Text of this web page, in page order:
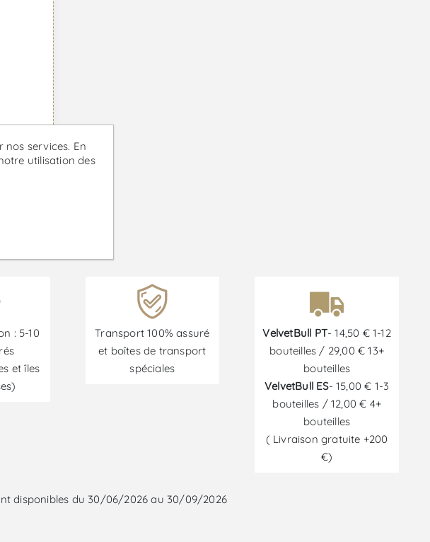
Hill &
: 5-10
et îles
Transport 100% assuré
et boîtes de transport
spéciales
VelvetBull PT- 14,50 € 1-12
bouteilles / 29,00 € 13+
bouteilles
VelvetBull ES- 15,00 € 1-3
bouteilles / 12,00 € 4+
bouteilles
( Livraison gratuite +200
€)
disponibles du 30/06/2026 au 30/09/2026
services. En
utilisation des